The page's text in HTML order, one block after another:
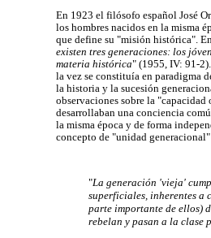
En 1923 el filósofo español José
los hombres nacidos en la misma
que define su "misión histórica". En
existen tres generaciones: los
materia histórica" (1955, IV: 91-
la vez se constituía en paradigma
la historia y la sucesión
observaciones sobre la "capacidad
desarrollaban una conciencia
la misma época y de forma
concepto de "unidad
"La generación 'vieja'
superficiales, inherentes a
parte importante de ellos)
rebelan y pasan a la clase